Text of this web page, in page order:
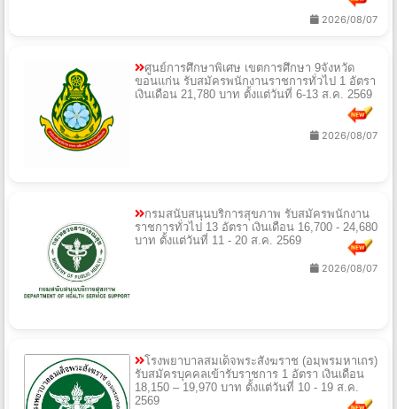
2026/08/07
ศูนย์การศึกษาพิเศษ เขตการศึกษา 9จังหวัด
ขอนแก่น รับสมัครพนักงานราชการทั่วไป 1 อัตรา
เงินเดือน 21,780 บาท ตั้งแต่วันที่ 6-13 ส.ค. 2569
2026/08/07
กรมสนับสนุนบริการสุขภาพ รับสมัครพนักงาน
ราชการทั่วไป 13 อัตรา เงินเดือน 16,700 - 24,680
บาท ตั้งแต่วันที่ 11 - 20 ส.ค. 2569
2026/08/07
โรงพยาบาลสมเด็จพระสังฆราช (อมฺพรมหาเถร)
รับสมัครบุคคลเข้ารับราชการ 1 อัตรา เงินเดือน
18,150 – 19,970 บาท ตั้งแต่วันที่ 10 - 19 ส.ค.
2569